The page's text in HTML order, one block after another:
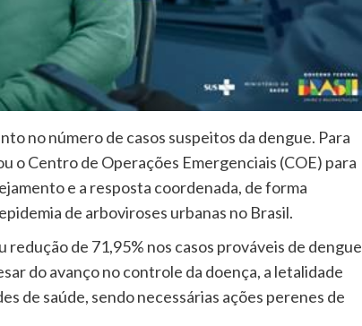
no número de casos suspeitos da dengue. Para
o Centro de Operações Emergenciais (COE) para
e a resposta coordenada, de forma
de arboviroses urbanas no Brasil.
de 71,95% nos casos prováveis de dengue
do avanço no controle da doença, a letalidade
de saúde, sendo necessárias ações perenes de